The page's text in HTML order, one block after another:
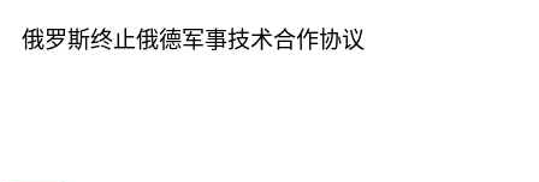
俄罗斯终止俄德军事技术合作协议